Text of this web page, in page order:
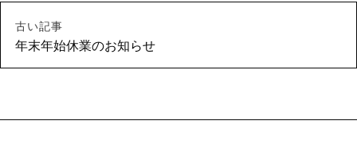
古い記事
年末年始休業のお知らせ